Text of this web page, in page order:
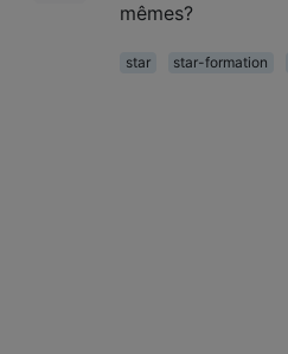
mêmes?
star star-formation